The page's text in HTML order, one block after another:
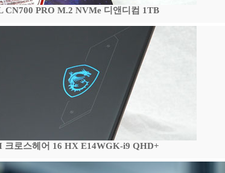
CN700 PRO M.2 NVMe 디앤디컴 1TB
크로스헤어 16 HX E14WGK-i9 QHD+